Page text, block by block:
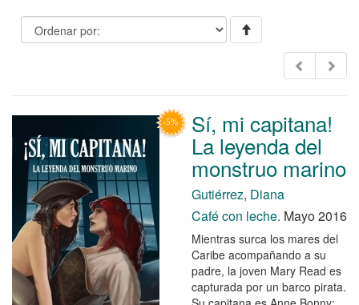
Sí, mi capitana!
La leyenda del
monstruo marino
Gutiérrez, Diana
Café con leche. Mayo 2016
Mientras surca los mares del
Caribe acompañando a su
padre, la joven Mary Read es
capturada por un barco pirata.